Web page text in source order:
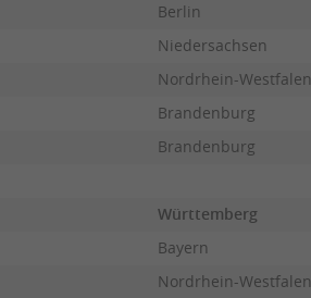
Berlin
Niedersachsen
Nordrhein-Westfalen
Brandenburg
Brandenburg
Württemberg
Bayern
Nordrhein-Westfalen